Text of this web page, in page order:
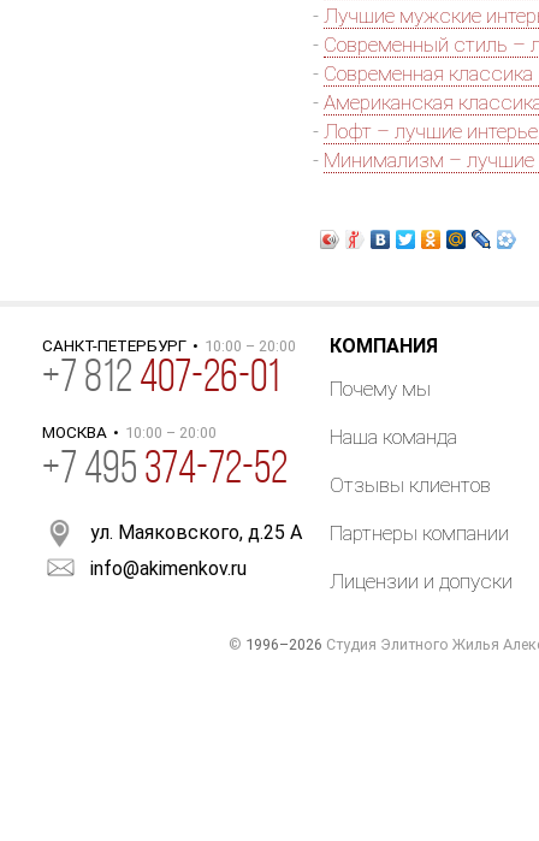
- Лучшие мужские
- Современный стиль –
- Современная
- Американская
- Лофт – лучшие
- Минимализм – лучшие
САНКТ-ПЕТЕРБУРГ • 10:00 – 20:00
+7 812 407-26-01
МОСКВА • 10:00 – 20:00
+7 495 374-72-52
ул. Маяковского, д.25 А
info@akimenkov.ru
КОМПАНИЯ
Почему мы
Наша команда
Отзывы клиентов
Партнеры компании
Лицензии и допуски
© 1996–2026 Студия Элитного Жилья